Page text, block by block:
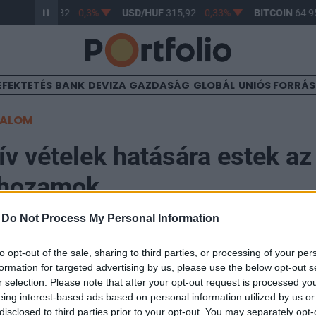
Do Not Process My Personal Information
opt-out of the sale, sharing to third parties, or processing of your
for targeted advertising by us, please use the below opt-out
selection. Please note that after your opt-out request is processed
interest-based ads based on personal information utilized by us
to third parties prior to your opt-out. You may separately
364,32 -0,3% USD/HUF 315,92 -0,33% BITCOIN64
BANK DEVIZA GAZDASÁG GLOBÁL UNIÓS
vételek hatására estek
Bank és az eurózóna tagországok nemzeti bankjai
összegben vásároltak spanyol és olasz